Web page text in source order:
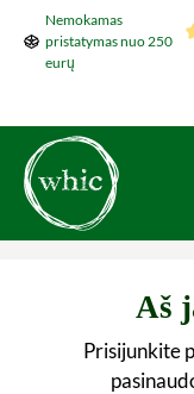
Šokti į pagrindinį
Nemokamas
pristatymas nuo 250
eurų
Aš
Prisijunkite